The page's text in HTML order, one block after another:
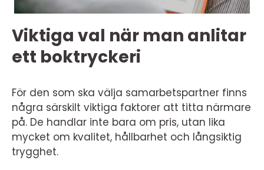
Viktiga val när man anlitar
ett boktryckeri
För den som ska välja samarbetspartner finns
några särskilt viktiga faktorer att titta närmare
på. De handlar inte bara om pris, utan lika
mycket om kvalitet, hållbarhet och långsiktig
trygghet.